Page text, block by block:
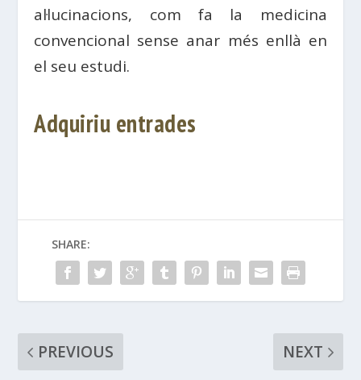
al·lucinacions, com fa la medicina
convencional sense anar més enllà en
el seu estudi.
Adquiriu entrades
SHARE:
PREVIOUS
NEXT